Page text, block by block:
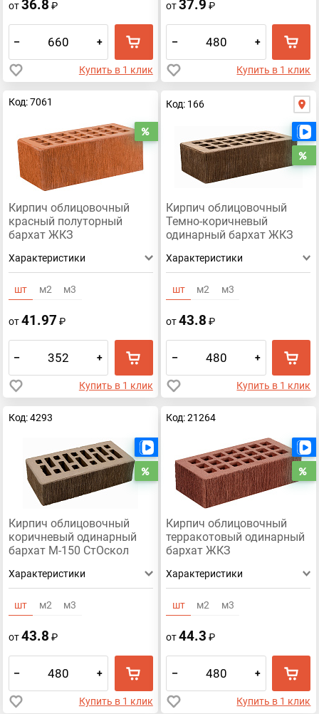
от36.8 ₽
– +
Купить в 1 клик
от37.9 ₽
– +
Купить в 1 клик
Код: 7061
Кирпич облицовочный
красный полуторный
бархат ЖКЗ
Характеристики
шт м2 м3
от41.97 ₽
– +
Купить в 1 клик
Код: 166
Кирпич облицовочный
Темно-коричневый
одинарный бархат ЖКЗ
Характеристики
шт м2 м3
от43.8 ₽
– +
Купить в 1 клик
Код: 4293
Распродажа
Кирпич облицовочный
коричневый одинарный
бархат М-150 СтОскол
Характеристики
шт м2 м3
от43.8 ₽
– +
Купить в 1 клик
Код: 21264
Кирпич облицовочный
терракотовый одинарный
бархат ЖКЗ
Характеристики
шт м2 м3
от44.3 ₽
– +
Купить в 1 клик